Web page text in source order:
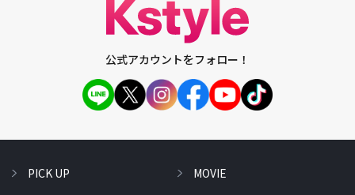
公式アカウントをフォロー！
PICK UP MOVIE